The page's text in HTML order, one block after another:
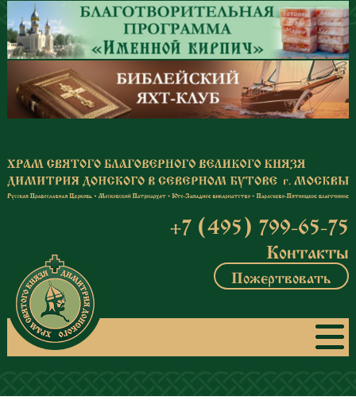
Перейти к основному содержанию
+7 (495) 799-65-75
Контакты
Пожертвовать